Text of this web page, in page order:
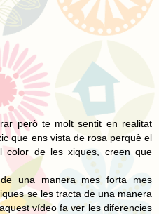
però te molt sentit en realitat
que ens vista de rosa perquè el
color de les xiques, creen que
una manera mes forta mes
se les tracta de una manera
vídeo fa ver les diferencies